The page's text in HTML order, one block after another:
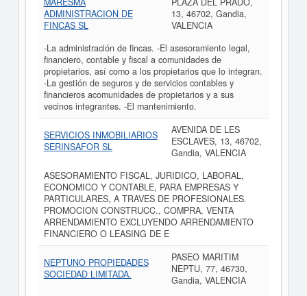
ADMINISTRACION DE
FINCAS SL
13, 46702, Gandia,
VALENCIA
-La administración de fincas. -El asesoramiento legal,
financiero, contable y fiscal a comunidades de
propietarios, así como a los propietarios que lo integran.
-La gestión de seguros y de servicios contables y
financieros acomunidades de propietarios y a sus
vecinos integrantes. -El mantenimiento.
SERVICIOS INMOBILIARIOS
SERINSAFOR SL
AVENIDA DE LES
ESCLAVES, 13, 46702,
Gandia, VALENCIA
ASESORAMIENTO FISCAL, JURIDICO, LABORAL,
ECONOMICO Y CONTABLE, PARA EMPRESAS Y
PARTICULARES, A TRAVES DE PROFESIONALES.
PROMOCION CONSTRUCC., COMPRA, VENTA
ARRENDAMIENTO EXCLUYENDO ARRENDAMIENTO
FINANCIERO O LEASING DE E
NEPTUNO PROPIEDADES
SOCIEDAD LIMITADA.
PASEO MARITIM
NEPTU, 77, 46730,
Gandia, VALENCIA